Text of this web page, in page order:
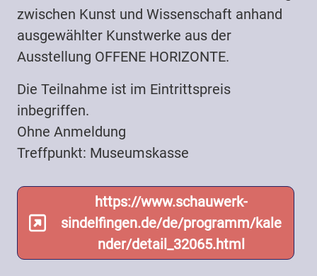
zwischen Kunst und Wissenschaft anhand
ausgewählter Kunstwerke aus der
Ausstellung OFFENE HORIZONTE.
Die Teilnahme ist im Eintrittspreis
inbegriffen.
Ohne Anmeldung
Treffpunkt: Museumskasse
https://www.schauwerk-
sindelfingen.de/de/programm/kale
nder/detail_32065.html